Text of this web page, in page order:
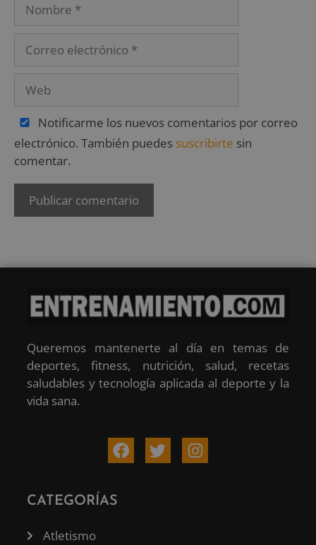
Notificarme los nuevos comentarios por correo
electrónico. También puedes suscribirte sin
comentar.
Queremos mantenerte al día en temas de
deportes, fitness, nutrición, salud, recetas
saludables y tecnología aplicada al deporte y la
vida sana.
CATEGORÍAS
Atletismo